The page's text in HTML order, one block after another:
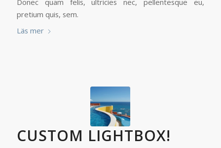
pretium quis, sem.
Läs mer
CUSTOM LIGHTBOX!